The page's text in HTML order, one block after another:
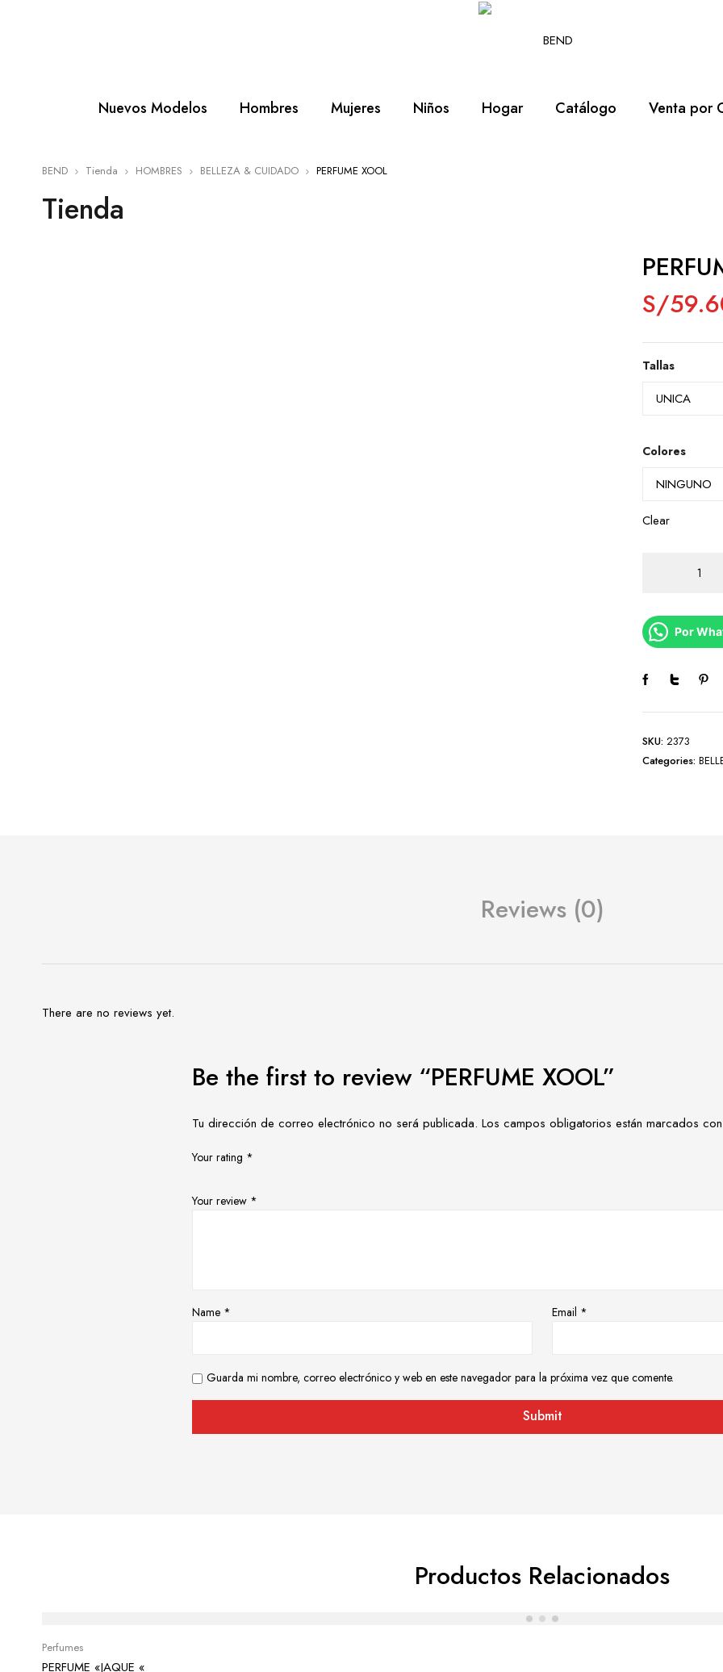
Nuevos Modelos Hombres Mujeres Niños Hogar Catálogo Venta por
BEND Tienda HOMBRES BELLEZA & CUIDADO PERFUME XOOL
Tienda
S/
Tallas
Colores
Clear
Por
SKU: 2373
Categories:
Reviews (0)
There are no reviews yet.
Be the first to review “PERFUME XOOL”
Tu dirección de correo electrónico no será publicada. Los campos obligatorios están marcados
Your rating *
Your review *
Name * Email *
Guarda mi nombre, correo electrónico y web en este navegador para la próxima vez que comente.
Productos Relacionados
Perfumes
PERFUME «JAQUE «